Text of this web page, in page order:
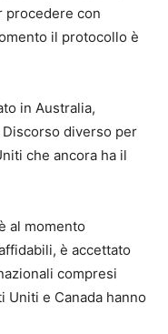
procedere con
il protocollo è
in Australia,
diverso per
che ancora ha il
al momento
è accettato
compresi
Uniti e Canada hanno